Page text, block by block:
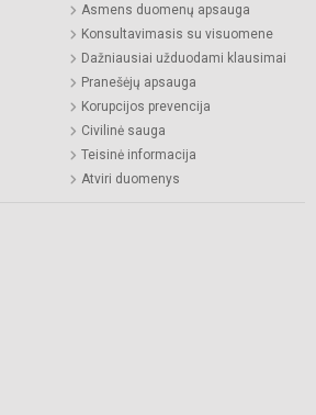
Asmens duomenų apsauga
Konsultavimasis su visuomene
Dažniausiai užduodami klausimai
Pranešėjų apsauga
Korupcijos prevencija
Civilinė sauga
Teisinė informacija
Atviri duomenys